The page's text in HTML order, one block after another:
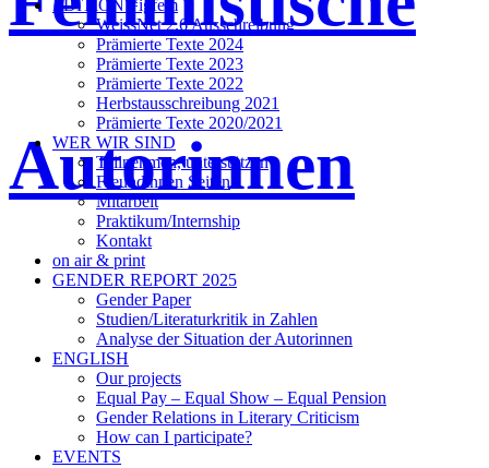
Autorinnen
EDITION ≠igfem
WeissNet 2.6 Ausschreibung
Prämierte Texte 2024
Prämierte Texte 2023
Prämierte Texte 2022
Herbstausschreibung 2021
Prämierte Texte 2020/2021
WER WIR SIND
Teilnehmen, unterstützen
Freundinnen Seiten
Mitarbeit
Praktikum/Internship
Kontakt
on air & print
GENDER REPORT 2025
Gender Paper
Studien/Literaturkritik in Zahlen
Analyse der Situation der Autorinnen
ENGLISH
Our projects
Equal Pay – Equal Show – Equal Pension
Gender Relations in Literary Criticism
How can I participate?
EVENTS